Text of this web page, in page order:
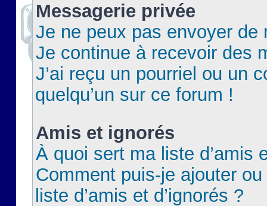
Messagerie privée
Je ne peux pas envoyer de
Je continue à recevoir des
J’ai reçu un pourriel ou un
quelqu’un sur ce forum !
Amis et ignorés
À quoi sert ma liste d’amis
Comment puis-je ajouter
liste d’amis et d’ignorés ?